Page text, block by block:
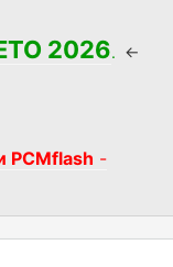
2026. <-
PCMflash -